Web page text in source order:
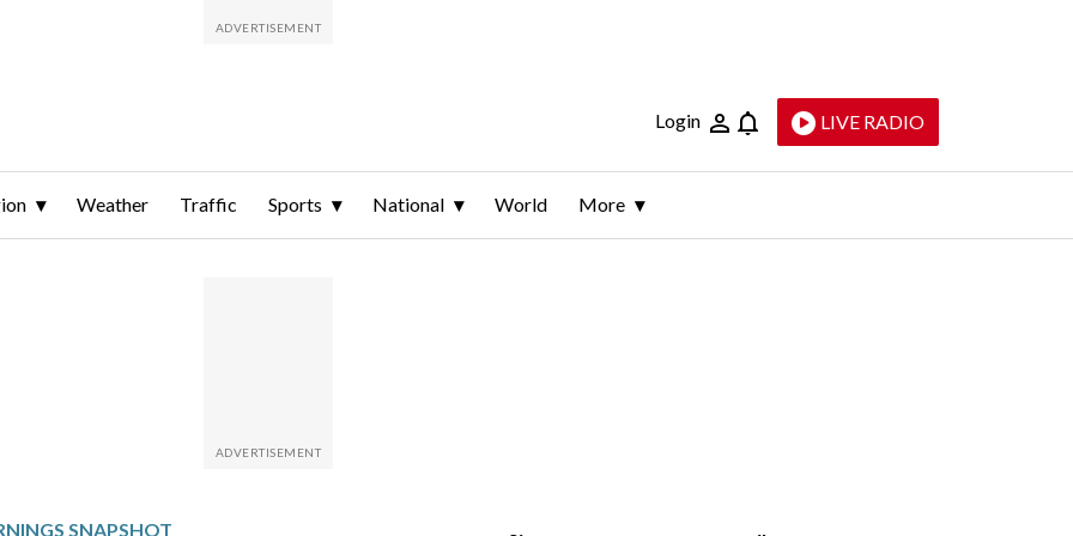
Login LIVE RADIO
Weather Traffic Sports National World More
SNAPSHOT